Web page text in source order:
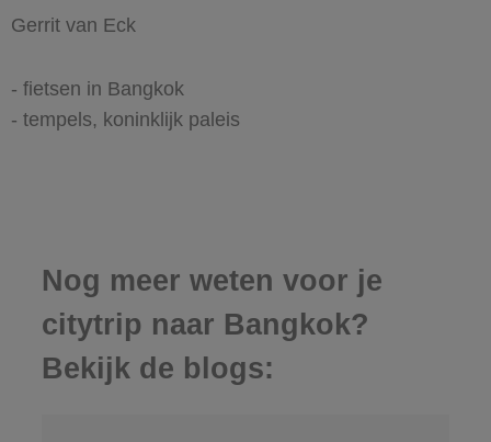
Gerrit van Eck
- fietsen in Bangkok
- tempels, koninklijk paleis
Nog meer weten voor je
citytrip naar Bangkok?
Bekijk de blogs: